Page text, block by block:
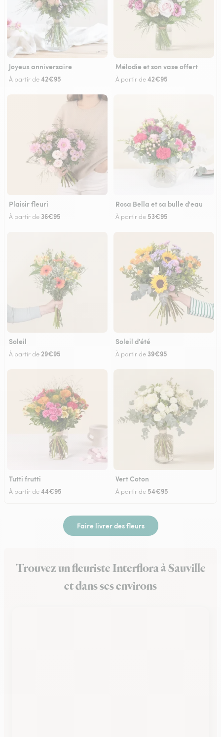
Joyeux anniversaire
À partir de42€95
Mélodie et son vase offert
À partir de42€95
Plaisir fleuri
À partir de 36€95
Rosa Bella et sa bulle d'eau
À partir de 53€95
Soleil
À partir de29€95
Soleil d'été
À partir de 39€95
Tutti frutti
À partir de44€95
Vert Coton
À partir de 54€95
Faire livrer des fleurs
Trouvez un fleuriste Interflora à Sauville
et dans ses environs